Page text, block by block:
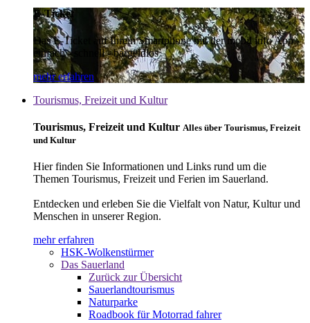
E-Ticket
Das E-Ticket auf Ihrem Smartphone mit der mobil info App -
einfach - schnell - bargeldlos
mehr erfahren
Tourismus, Freizeit und Kultur
Tourismus, Freizeit und Kultur Alles über Tourismus, Freizeit
und Kultur
Hier finden Sie Informationen und Links rund um die
Themen Tourismus, Freizeit und Ferien im Sauerland.
Entdecken und erleben Sie die Vielfalt von Natur, Kultur und
Menschen in unserer Region.
mehr erfahren
HSK-Wolkenstürmer
Das Sauerland
Zurück zur Übersicht
Sauerlandtourismus
Naturparke
Roadbook für Motorrad fahrer